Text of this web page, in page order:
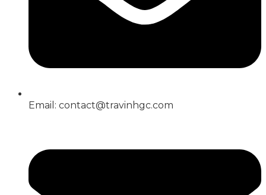
Email: contact@travinhgc.com